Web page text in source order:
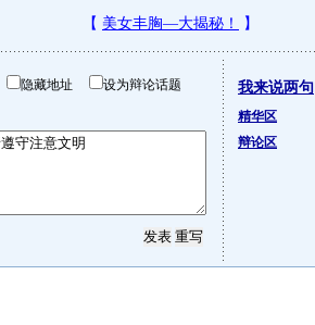
隐藏地址 设为辩论话题 我来说两句
精华区
辩论区